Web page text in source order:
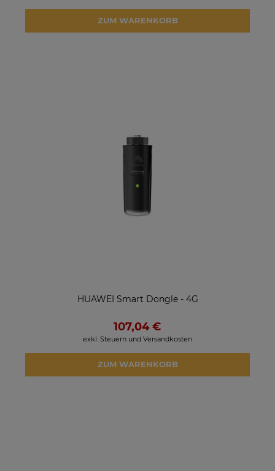
ZUM WARENKORB
HUAWEI Smart Dongle - 4G
107,04 €
exkl. Steuern und Versandkosten
ZUM WARENKORB